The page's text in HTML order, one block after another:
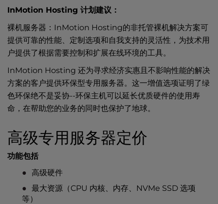
InMotion Hosting 计划建议：
裸机服务器 ：InMotion Hosting的非托管裸机解决方案可
提供可靠的性能、定制选项和自我支持的灵活性，为技术用
户提供了根据需要控制和扩展在线环境的工具。
InMotion Hosting 还为寻求经济实惠且不影响性能的解决
方案的客户提供环保型专用服务器。这一增值选项证明了绿
色环保绝不是妥协--环保主机可以延长优质硬件的使用寿
命，在帮助您的业务的同时也保护了地球。
高级专用服务器定价
功能包括
高级硬件
最大资源（CPU 内核、内存、NVMe SSD 选项
等）